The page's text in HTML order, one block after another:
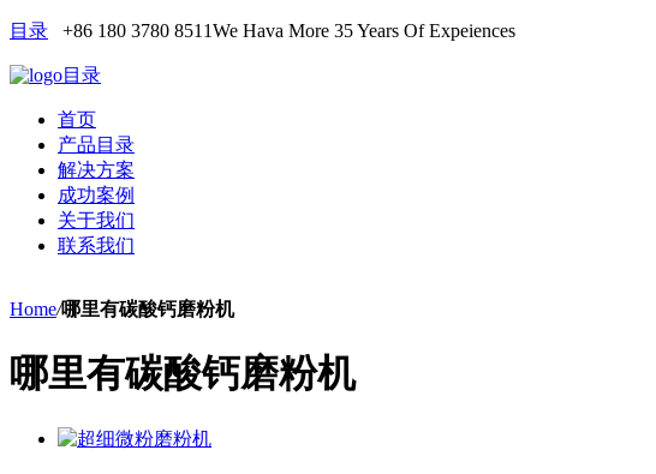
目录 +86 180 3780 8511We Hava More 35 Years Of Expeiences
目录
首页
产品目录
解决方案
成功案例
关于我们
联系我们
Home/哪里有碳酸钙磨粉机
哪里有碳酸钙磨粉机